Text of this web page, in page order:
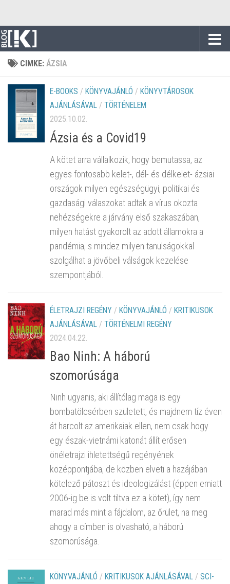
CIMKE: ÁZSIA
E-BOOKS / KÖNYVAJÁNLÓ / KÖNYVTÁROSOK
AJÁNLÁSÁVAL / TÖRTÉNELEM
2025.10.02.
Ázsia és a Covid19
A kötet arra vállalkozik, hogy bemutassa, az
egyes fontosabb kelet-, dél- és délkelet- ázsiai
országok milyen egészségügyi, politikai és
gazdasági válaszokat adtak a vírus okozta
nehézségekre a járvány első szakaszában,
milyen hatást gyakorolt az adott államokra a
pandémia, s mindez milyen tanulságokkal
szolgálhat a jövőbeli válságok kezelése
szempontjából.
ÉLETRAJZI REGÉNY / KÖNYVAJÁNLÓ / KRITIKUSOK
AJÁNLÁSÁVAL / TÖRTÉNELMI REGÉNY
2024.04.22.
Bao Ninh: A háború
szomorúsága
Ninh ugyanis, aki állítólag maga is egy
bombatölcsérben született, és majdnem tíz éven
át harcolt az amerikaiak ellen, nem csak hogy
egy észak-vietnámi katonát állít erősen
önéletrajzi ihletettségű regényének
középpontjába, de közben elveti a hazájában
kötelező pátoszt és ideologizálást (éppen emiatt
2006-ig be is volt tiltva ez a kötet), így nem
marad más mint a fájdalom, az őrület, na meg
ahogy a címben is olvasható, a háború
szomorúsága.
KÖNYVAJÁNLÓ / KRITIKUSOK AJÁNLÁSÁVAL / SCI-